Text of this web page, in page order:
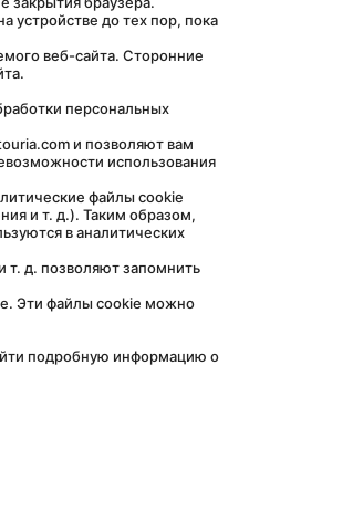
устройстве до тех пор, пока
использования
и т. д.). Таким образом,
в аналитических